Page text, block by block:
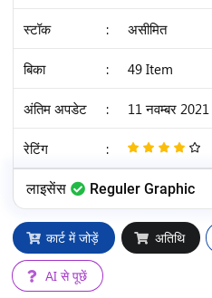
स्टॉक : असीमित
बिका : 49 Item
अंतिम अपडेट : 11 नवम्बर 2021
रेटिंग :
/
लाइसेंस Reguler Graphic
कार्ट में जोड़ें अतिथि
AI से पूछें